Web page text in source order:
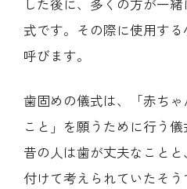
した後に、多くの方が一
式です。その際に使用す
呼びます。
歯固めの儀式は、「赤ち
こと」を願うために行う儀
昔の人は歯が丈夫なこと
付けて考えられていたそ